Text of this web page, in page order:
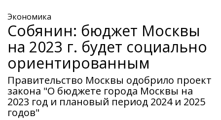
Экономика
Собянин: бюджет Москвы
на 2023 г. будет социально
ориентированным
Правительство Москвы одобрило проект
закона "О бюджете города Москвы на
2023 год и плановый период 2024 и 2025
годов"